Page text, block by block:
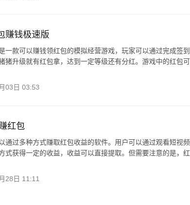
赚钱极速版
一款可以赚钱领红包的模拟经营游戏，玩家可以通过完成签
猪升级就有红包拿，达到一定等级还有分红。游戏中的红包
03日 03:53
红包
通过多种方式赚取红包收益的软件。用户可以通过观看短视
式获得一定的收益，收益可以直接提取。但需要注意的是，
28日 11:11